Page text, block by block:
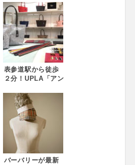
表参道駅から徒歩
２分！UPLA「アン
ム」誕生 2018年6
月”自分らしさは自
分で創る”ショール
ーム「アンデパン
ダンルーム」がオ
ープン
バーバリーが最新